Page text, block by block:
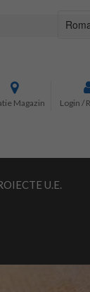
Magazin Login /
U.E.